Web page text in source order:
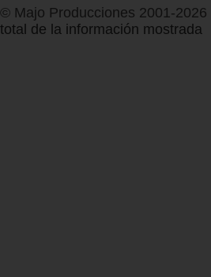
© Majo Producciones 2001-2026
total de la información mostrada